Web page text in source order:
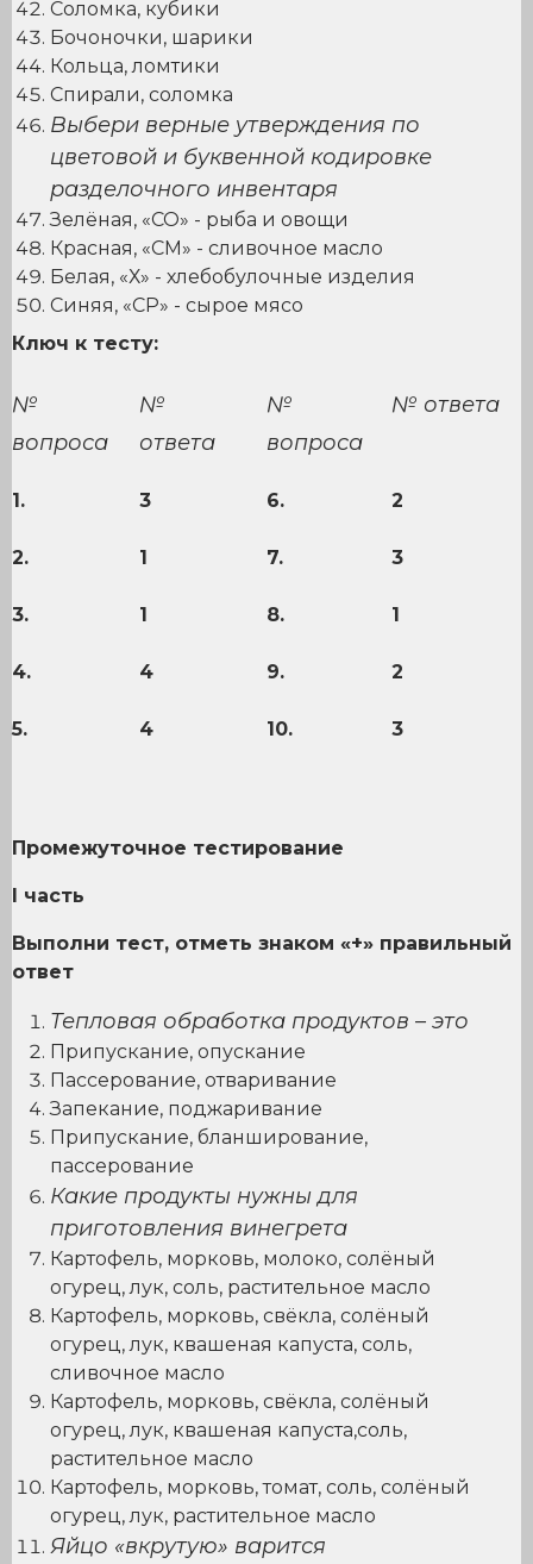
Соломка, кубики
Бочоночки, шарики
Кольца, ломтики
Спирали, соломка
Выбери верные утверждения по
цветовой и буквенной кодировке
разделочного инвентаря
Зелёная, «СО» - рыба и овощи
Красная, «СМ» - сливочное масло
Белая, «Х» - хлебобулочные изделия
Синяя, «СР» - сырое мясо
Ключ к тесту:
№
вопроса
№
ответа
№
вопроса
№ ответа
1. 3 6. 2
2. 1 7. 3
3. 1 8. 1
4. 4 9. 2
5. 4 10. 3
Промежуточное тестирование
часть
Выполни тест, отметь знаком «+» правильный
ответ
Тепловая обработка продуктов – это
Припускание, опускание
Пассерование, отваривание
Запекание, поджаривание
Припускание, бланширование,
пассерование
Какие продукты нужны для
приготовления винегрета
Картофель, морковь, молоко, солёный
огурец, лук, соль, растительное масло
Картофель, морковь, свёкла, солёный
огурец, лук, квашеная капуста, соль,
сливочное масло
Картофель, морковь, свёкла, солёный
огурец, лук, квашеная капуста,соль,
растительное масло
Картофель, морковь, томат, соль, солёный
огурец, лук, растительное масло
Яйцо «вкрутую» варится